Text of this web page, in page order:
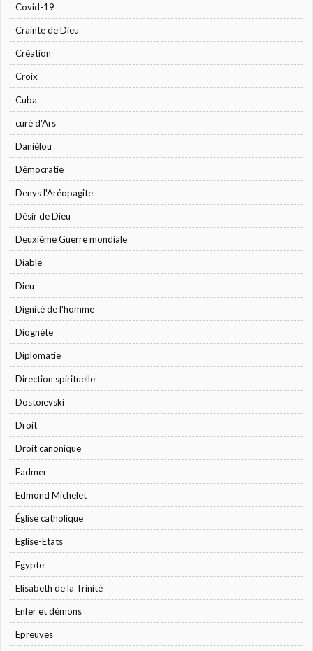
Covid-19
Crainte de Dieu
Création
Croix
Cuba
curé d'Ars
Daniélou
Démocratie
Denys l'Aréopagite
Désir de Dieu
Deuxième Guerre mondiale
Diable
Dieu
Dignité de l'homme
Diognète
Diplomatie
Direction spirituelle
Dostoïevski
Droit
Droit canonique
Eadmer
Edmond Michelet
Église catholique
Eglise-Etats
Egypte
Elisabeth de la Trinité
Enfer et démons
Epreuves